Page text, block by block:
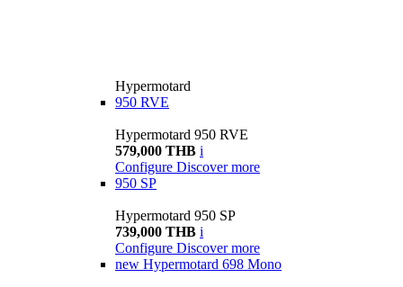
Hypermotard
950 RVE
Hypermotard 950 RVE
579,000 THB i
Configure Discover more
950 SP
Hypermotard 950 SP
739,000 THB i
Configure Discover more
new Hypermotard 698 Mono